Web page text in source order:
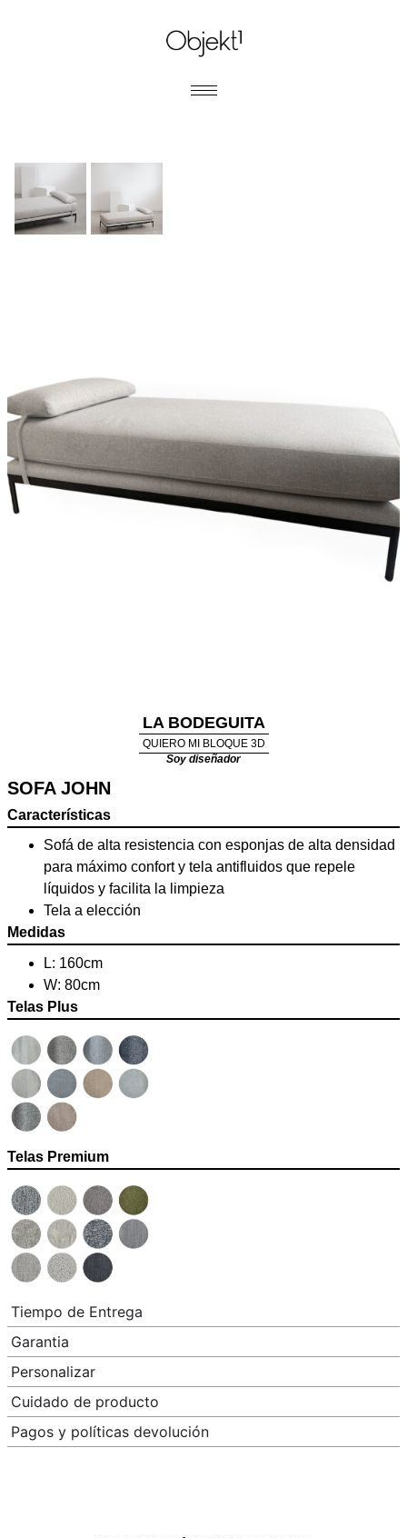
LA BODEGUITA
QUIERO MI BLOQUE 3D
Soy diseñador
SOFA JOHN
Características
Sofá de alta resistencia con esponjas de alta densidad
para máximo confort y tela antifluidos que repele
líquidos y facilita la limpieza
Tela a elección
Medidas
L: 160cm
W: 80cm
Telas Plus
Telas Premium
Tiempo de Entrega
Garantia
Personalizar
Cuidado de producto
Pagos y políticas devolución